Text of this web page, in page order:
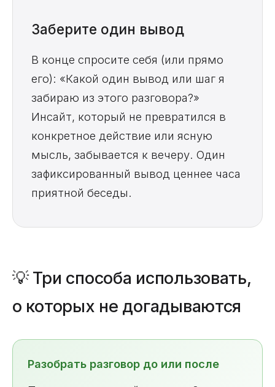
Заберите один вывод
В конце спросите себя (или прямо
его): «Какой один вывод или шаг я
забираю из этого разговора?»
Инсайт, который не превратился в
конкретное действие или ясную
мысль, забывается к вечеру. Один
зафиксированный вывод ценнее часа
приятной беседы.
💡 Три способа использовать,
о которых не догадываются
Разобрать разговор до или после